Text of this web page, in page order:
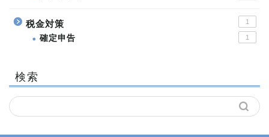
税金対策 1
確定申告 1
検索